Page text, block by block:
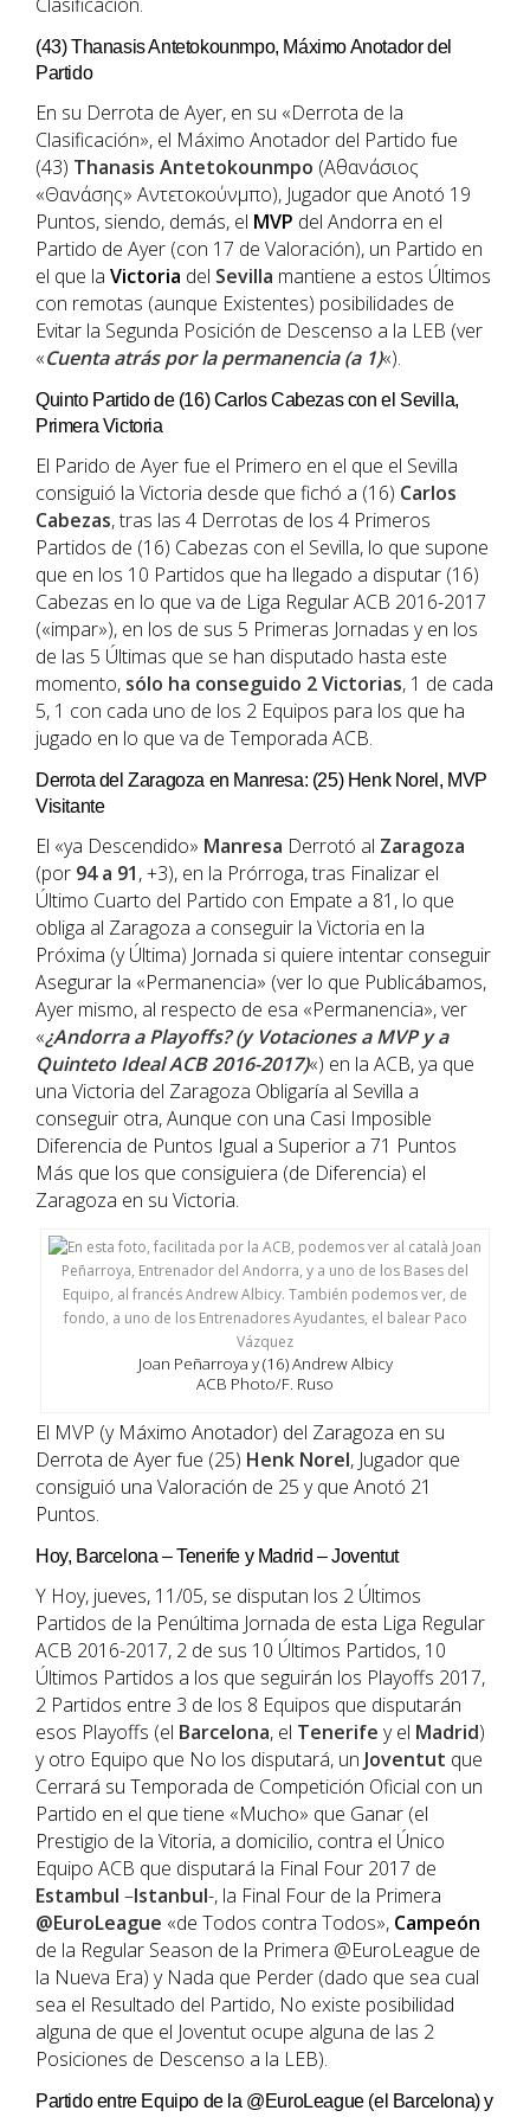
(43) Thanasis Antetokounmpo, Máximo Anotador del
Partido
En su Derrota de Ayer, en su «Derrota de la
Clasificación», el Máximo Anotador del Partido fue
(43) Thanasis Antetokounmpo (Αθανάσιος
«Θανάσης» Αντετοκούνμπο), Jugador que Anotó 19
Puntos, siendo, demás, el MVP del Andorra en el
Partido de Ayer (con 17 de Valoración), un Partido en
el que la Victoria del Sevilla mantiene a estos Últimos
con remotas (aunque Existentes) posibilidades de
Evitar la Segunda Posición de Descenso a la LEB (ver
«Cuenta atrás por la permanencia (a 1)«).
Quinto Partido de (16) Carlos Cabezas con el Sevilla,
Primera Victoria
El Parido de Ayer fue el Primero en el que el Sevilla
consiguió la Victoria desde que fichó a (16) Carlos
Cabezas, tras las 4 Derrotas de los 4 Primeros
Partidos de (16) Cabezas con el Sevilla, lo que supone
que en los 10 Partidos que ha llegado a disputar (16)
Cabezas en lo que va de Liga Regular ACB 2016-2017
(«impar»), en los de sus 5 Primeras Jornadas y en los
de las 5 Últimas que se han disputado hasta este
momento, sólo ha conseguido 2 Victorias, 1 de cada
5, 1 con cada uno de los 2 Equipos para los que ha
jugado en lo que va de Temporada ACB.
Derrota del Zaragoza en Manresa: (25) Henk Norel, MVP
Visitante
El «ya Descendido» Manresa Derrotó al Zaragoza
(por 94 a 91, +3), en la Prórroga, tras Finalizar el
Último Cuarto del Partido con Empate a 81, lo que
obliga al Zaragoza a conseguir la Victoria en la
Próxima (y Última) Jornada si quiere intentar conseguir
Asegurar la «Permanencia» (ver lo que Publicábamos,
Ayer mismo, al respecto de esa «Permanencia», ver
«¿Andorra a Playoffs? (y Votaciones a MVP y a
Quinteto Ideal ACB 2016-2017)«) en la ACB, ya que
una Victoria del Zaragoza Obligaría al Sevilla a
conseguir otra, Aunque con una Casi Imposible
Diferencia de Puntos Igual a Superior a 71 Puntos
Más que los que consiguiera (de Diferencia) el
Zaragoza en su Victoria.
Joan Peñarroya y (16) Andrew Albicy
ACB Photo/F. Ruso
El MVP (y Máximo Anotador) del Zaragoza en su
Derrota de Ayer fue (25) Henk Norel, Jugador que
consiguió una Valoración de 25 y que Anotó 21
Puntos.
Hoy, Barcelona – Tenerife y Madrid – Joventut
Y Hoy, jueves, 11/05, se disputan los 2 Últimos
Partidos de la Penúltima Jornada de esta Liga Regular
ACB 2016-2017, 2 de sus 10 Últimos Partidos, 10
Últimos Partidos a los que seguirán los Playoffs 2017,
2 Partidos entre 3 de los 8 Equipos que disputarán
esos Playoffs (el Barcelona, el Tenerife y el Madrid)
y otro Equipo que No los disputará, un Joventut que
Cerrará su Temporada de Competición Oficial con un
Partido en el que tiene «Mucho» que Ganar (el
Prestigio de la Vitoria, a domicilio, contra el Único
Equipo ACB que disputará la Final Four 2017 de
Estambul –Istanbul-, la Final Four de la Primera
@EuroLeague «de Todos contra Todos», Campeón
de la Regular Season de la Primera @EuroLeague de
la Nueva Era) y Nada que Perder (dado que sea cual
sea el Resultado del Partido, No existe posibilidad
alguna de que el Joventut ocupe alguna de las 2
Posiciones de Descenso a la LEB).
Partido entre Equipo de la @EuroLeague (el Barcelona) y